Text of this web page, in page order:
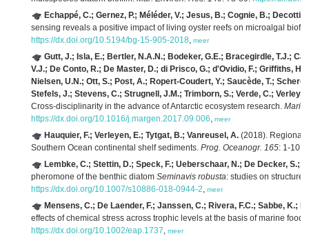
Echappé, C.; Gernez, P.; Méléder, V.; Jesus, B.; Cognie, B.;
sensing reveals a positive impact of living oyster reefs on microalgal
https://dx.doi.org/10.5194/bg-15-905-2018, meer
Gutt, J.; Isla, E.; Bertler, N.A.N.; Bodeker, G.E.; Bracegirdle, T.J.;
V.J.; De Conto, R.; De Master, D.; di Prisco, G.; d'Ovidio, F.; Griffiths,
Nielsen, U.N.; Ott, S.; Post, A.; Ropert-Coudert, Y.; Saucède, T.;
Stefels, J.; Stevens, C.; Strugnell, J.M.; Trimborn, S.; Verde, C.;
Cross-disciplinarity in the advance of Antarctic ecosystem research.
https://dx.doi.org/10.1016/j.margen.2017.09.006, meer
Hauquier, F.; Verleyen, E.; Tytgat, B.; Vanreusel, A. (2018).
Southern Ocean continental shelf sediments. Prog. Oceanogr. 165: 1-10.
Lembke, C.; Stettin, D.; Speck, F.; Ueberschaar, N.; De Decker, S.;
pheromone of the benthic diatom Seminavis robusta: studies on
https://dx.doi.org/10.1007/s10886-018-0944-2, meer
Mensens, C.; De Laender, F.; Janssen, C.; Rivera, F.C.; Sabbe, K.;
effects of chemical stress across trophic levels at the basis of marine food
https://dx.doi.org/10.1002/eap.1737, meer